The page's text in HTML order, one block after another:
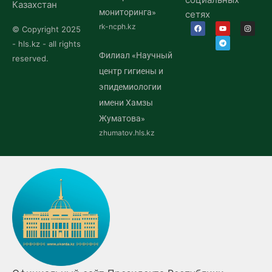
Казахстан
© Copyright 2025
- hls.kz - all rights
reserved.
мониторинга»
rk-ncph.kz
Филиал «Научный
центр гигиены и
эпидемиологии
имени Хамзы
Жуматова»
zhumatov.hls.kz
сетях